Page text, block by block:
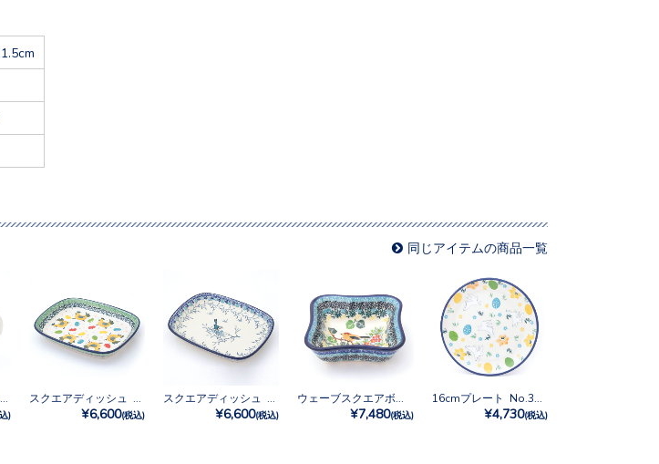
同じアイテムの商品一覧
) ¥6,600(税込) ¥6,600(税込) ¥7,480(税込) ¥4,730(税込)